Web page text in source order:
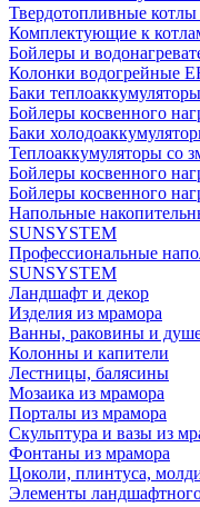
Твердотопливные
Комплектующие к
Бойлеры и
Колонки водогрейные
Баки
Бойлеры косвенного
Баки
Теплоаккумуляторы со
Бойлеры косвенного
Бойлеры косвенного
Напольные
SUNSYSTEM
Профессиональные
SUNSYSTEM
Ландшафт и декор
Изделия из мрамора
Ванны, раковины и
Колонны и капители
Лестницы, балясины
Мозаика из мрамора
Порталы из мрамора
Скульптура и вазы из
Фонтаны из мрамора
Цоколи, плинтуса,
Элементы